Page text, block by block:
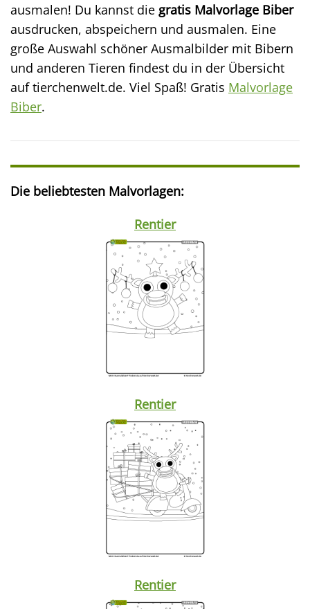
ausmalen! Du kannst die gratis Malvorlage Biber
ausdrucken, abspeichern und ausmalen. Eine
große Auswahl schöner Ausmalbilder mit Bibern
und anderen Tieren findest du in der Übersicht
auf tierchenwelt.de. Viel Spaß! Gratis Malvorlage
Biber.
Die beliebtesten Malvorlagen:
Rentier
Rentier
Rentier